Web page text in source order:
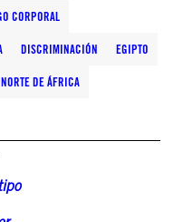
CORPORAL
DISCRIMINACIÓN EGIPTO
DE ÁFRICA